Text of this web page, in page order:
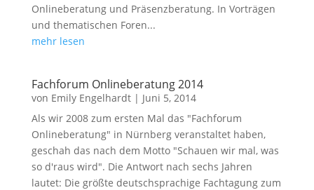
Onlineberatung und Präsenzberatung. In Vorträgen
und thematischen Foren...
mehr lesen
Fachforum Onlineberatung 2014
von Emily Engelhardt| Juni 5, 2014
Als wir 2008 zum ersten Mal das "Fachforum
Onlineberatung" in Nürnberg veranstaltet haben,
geschah das nach dem Motto "Schauen wir mal, was
so d'raus wird". Die Antwort nach sechs Jahren
lautet: Die größte deutschsprachige Fachtagung zum